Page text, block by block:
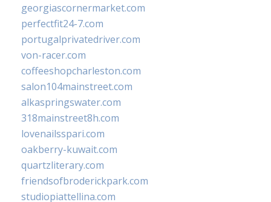
georgiascornermarket.com
perfectfit24-7.com
portugalprivatedriver.com
von-racer.com
coffeeshopcharleston.com
salon104mainstreet.com
alkaspringswater.com
318mainstreet8h.com
lovenailsspari.com
oakberry-kuwait.com
quartzliterary.com
friendsofbroderickpark.com
studiopiattellina.com